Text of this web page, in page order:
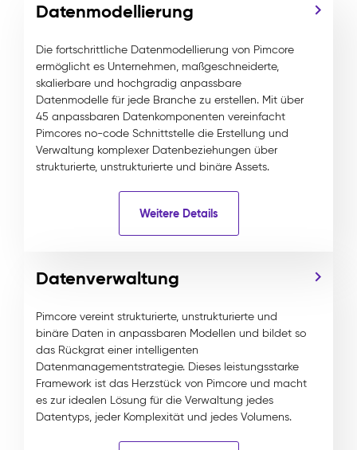
Datenmodellierung
Die fortschrittliche Datenmodellierung von Pimcore
ermöglicht es Unternehmen, maßgeschneiderte,
skalierbare und hochgradig anpassbare
Datenmodelle für jede Branche zu erstellen. Mit über
45 anpassbaren Datenkomponenten vereinfacht
Pimcores no-code Schnittstelle die Erstellung und
Verwaltung komplexer Datenbeziehungen über
strukturierte, unstrukturierte und binäre Assets.
Weitere Details
Datenverwaltung
Pimcore vereint strukturierte, unstrukturierte und
binäre Daten in anpassbaren Modellen und bildet so
das Rückgrat einer intelligenten
Datenmanagementstrategie. Dieses leistungsstarke
Framework ist das Herzstück von Pimcore und macht
es zur idealen Lösung für die Verwaltung jedes
Datentyps, jeder Komplexität und jedes Volumens.